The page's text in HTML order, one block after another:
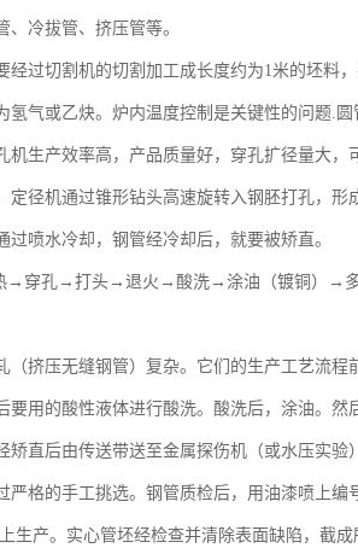
冷拔管、挤压管等。
经过切割机的切割加工成长度约为1米的坯料
氢气或乙炔。炉内温度控制是关键性的问题.
机生产效率高，产品质量好，穿孔扩径量大
定径机通过锥形钻头高速旋转入钢胚打孔，
喷水冷却，钢管经冷却后，就要被矫直。
→穿孔→打头→退火→酸洗→涂油（镀铜）→
（挤压无缝钢管）复杂。它们的生产工艺流
要用的酸性液体进行酸洗。酸洗后，涂油。
矫直后由传送带送至金属探伤机（或水压实验
格的手工挑选。钢管质检后，用油漆喷上编
生产。实心管坯经检查并清除表面缺陷，截